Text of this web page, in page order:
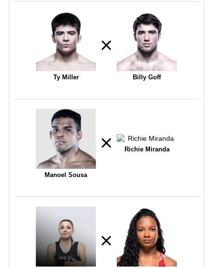
Ty Miller Billy Goff
Manoel Sousa
Richie Miranda